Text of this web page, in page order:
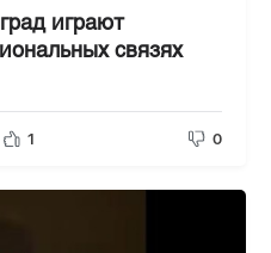
играют
связях
1 0